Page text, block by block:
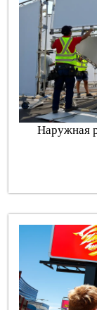
Наружная